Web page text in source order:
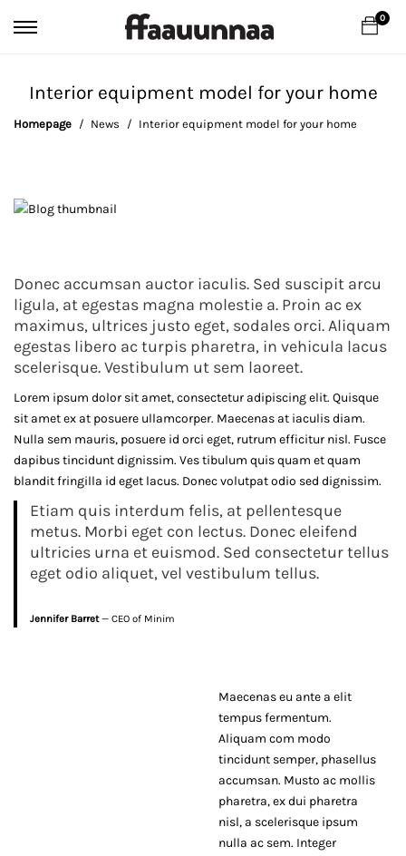
0
Interior equipment model for your home
Homepage News Interior equipment model for your home
Interior
equipment
model
for
your
home
February
01-
Donec accumsan auctor iaculis. Sed suscipit arcu
ligula, at egestas magna molestie a. Proin ac ex
maximus, ultrices justo eget, sodales orci. Aliquam
egestas libero ac turpis pharetra, in vehicula lacus
scelerisque. Vestibulum ut sem laoreet.
Lorem ipsum dolor sit amet, consectetur adipiscing elit. Quisque
sit amet ex at posuere ullamcorper. Maecenas at iaculis diam.
Nulla sem mauris, posuere id orci eget, rutrum efficitur nisl. Fusce
dapibus tincidunt dignissim. Ves tibulum quis quam et quam
blandit fringilla id eget lacus. Donec volutpat odio sed dignissim.
Etiam quis interdum felis, at pellentesque
metus. Morbi eget con lectus. Donec eleifend
ultricies urna et euismod. Sed consectetur tellus
eget odio aliquet, vel vestibulum tellus.
Jennifer Barret— CEO of Minim
Maecenas eu ante a elit
tempus fermentum.
Aliquam com modo
tincidunt semper, phasellus
accumsan. Musto ac mollis
pharetra, ex dui pharetra
nisl, a scelerisque ipsum
nulla ac sem. Integer